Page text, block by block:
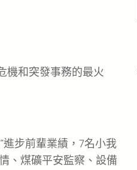
和突發事務的最火
步前輩業績，7名小我
、煤礦平安監察、設備